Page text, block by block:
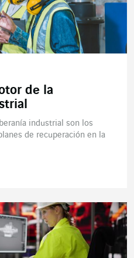
de la
industrial son los
de recuperación en la